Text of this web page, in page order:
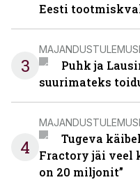
Eesti
3
Puhk ja
suurimateks
4
Tugeva
Fractory jäi veel
on 20 miljonit”